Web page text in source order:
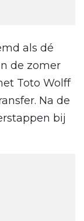
als dé
de zomer
Toto Wolff
Na de
bij